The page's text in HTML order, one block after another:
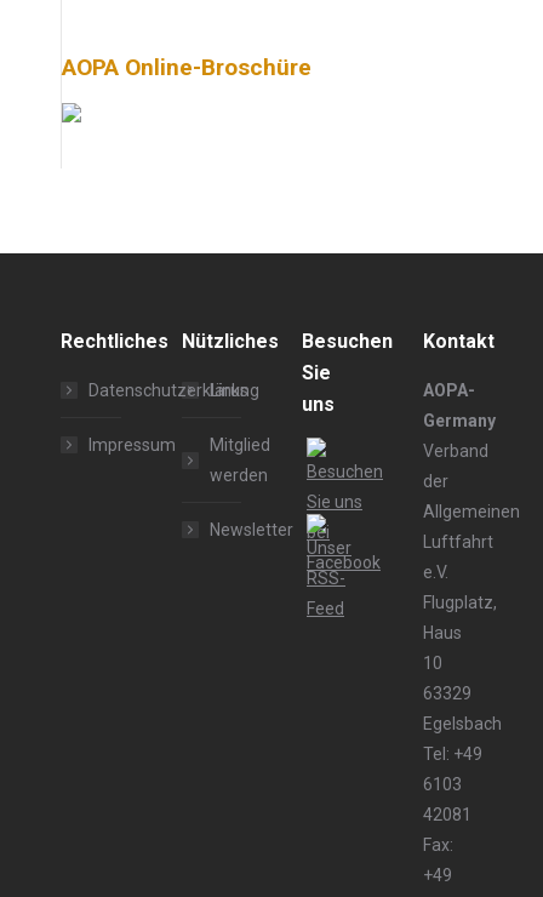
AOPA Online-Broschüre
Rechtliches
Datenschutzerklärung
Impressum
Nützliches
Links
Mitglied
werden
Newsletter
Besuchen
Sie
uns
Kontakt
AOPA-
Germany
Verband
der
Allgemeinen
Luftfahrt
e.V.
Flugplatz,
Haus
10
63329
Egelsbach
Tel: +49
6103
42081
Fax:
+49